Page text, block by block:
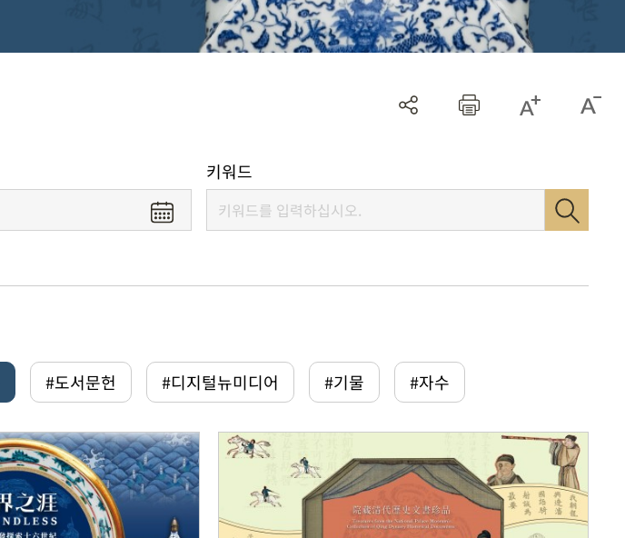
키워드
#도서문헌 #디지털뉴미디어 #기물 #자수